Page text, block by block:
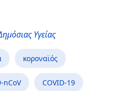
Υγείας
κοροναϊός
nCoV COVID-19